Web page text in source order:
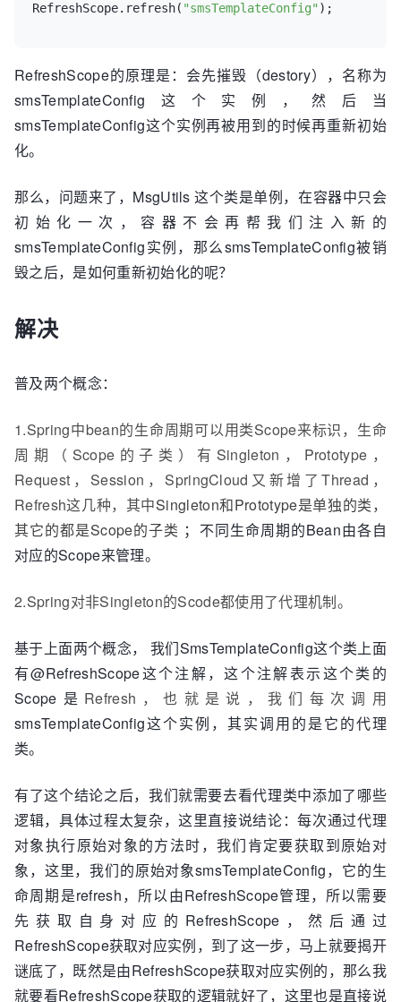
RefreshScope.refresh( "smsTemplateConfig" );
RefreshScope的原理是：会先摧毁（destory），名称为
smsTemplateConfig这个实例，然后当
smsTemplateConfig这个实例再被用到的时候再重新初始
化。
那么，问题来了，MsgUtils 这个类是单例，在容器中只会
初始化一次，容器不会再帮我们注入新的
smsTemplateConfig实例，那么smsTemplateConfig被销
毁之后，是如何重新初始化的呢？
解决
普及两个概念：
1.Spring中bean的生命周期可以用类Scope来标识，生命
周期（Scope的子类）有Singleton，Prototype，
Request，Session，SpringCloud又新增了Thread，
Refresh这几种，其中Singleton和Prototype是单独的类，
其它的都是Scope的子类 ；不同生命周期的Bean由各自
对应的Scope来管理。
2.Spring对非Singleton的Scode都使用了代理机制。
基于上面两个概念， 我们SmsTemplateConfig这个类上面
有@RefreshScope这个注解，这个注解表示这个类的
Scope是 Refresh，也就是说，我们每次调用
smsTemplateConfig这个实例，其实调用的是它的代理
类。
有了这个结论之后，我们就需要去看代理类中添加了哪些
逻辑，具体过程太复杂，这里直接说结论：每次通过代理
对象执行原始对象的方法时，我们肯定要获取到原始对
象，这里，我们的原始对象smsTemplateConfig，它的生
命周期是refresh，所以由RefreshScope管理，所以需要
先获取自身对应的RefreshScope，然后通过
RefreshScope获取对应实例，到了这一步，马上就要揭开
谜底了，既然是由RefreshScope获取对应实例的，那么我
就要看RefreshScope获取的逻辑就好了，这里也是直接说